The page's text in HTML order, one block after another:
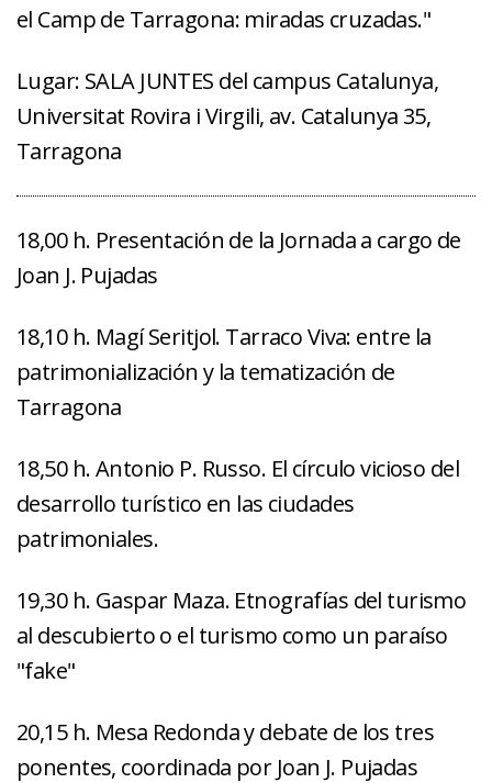
el Camp de Tarragona: miradas cruzadas."
Lugar: SALA JUNTES del campus Catalunya,
Universitat Rovira i Virgili, av. Catalunya 35,
Tarragona
18,00 h. Presentación de la Jornada a cargo de
Joan J. Pujadas
18,10 h. Magí Seritjol. Tarraco Viva: entre la
patrimonialización y la tematización de
Tarragona
18,50 h. Antonio P. Russo. El círculo vicioso del
desarrollo turístico en las ciudades
patrimoniales.
19,30 h. Gaspar Maza. Etnografías del turismo
al descubierto o el turismo como un paraíso
"fake"
20,15 h. Mesa Redonda y debate de los tres
ponentes, coordinada por Joan J. Pujadas